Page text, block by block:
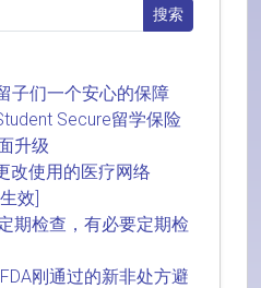
子们一个安心的保障
Secure留学保险
升级
改使用的医疗网络
效]
期检查，有必要定期检
刚通过的新非处方避